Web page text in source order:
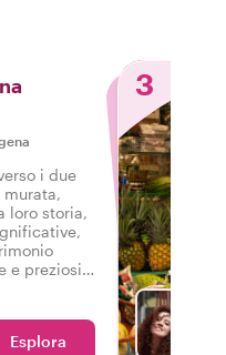
i due
loro storia,
e preziosi
Esplora
3